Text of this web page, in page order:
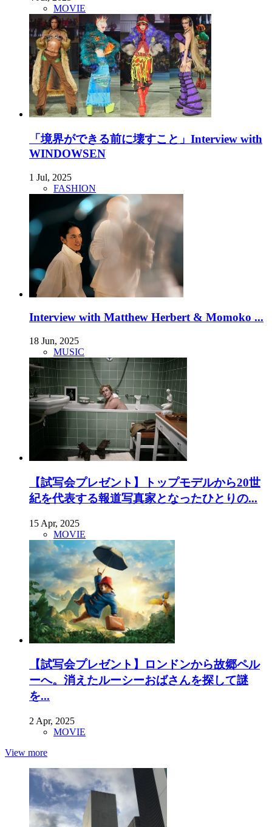
MOVIE
「境界ができる前に壊すこと」Interview with
WINDOWSEN
1 Jul, 2025
FASHION
Interview with Matthew Herbert & Momoko ...
18 Jun, 2025
MUSIC
【試写会プレゼント】トップモデルから20世
紀を代表する報道写真家となったひとりの...
15 Apr, 2025
MOVIE
【試写会プレゼント】ロンドンから故郷ペル
ーへ。消えたルーシーおばさんを探して謎
を...
2 Apr, 2025
MOVIE
View more